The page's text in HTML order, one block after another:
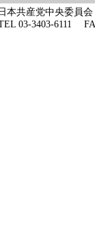
本共産党中央委員会
03-3403-6111